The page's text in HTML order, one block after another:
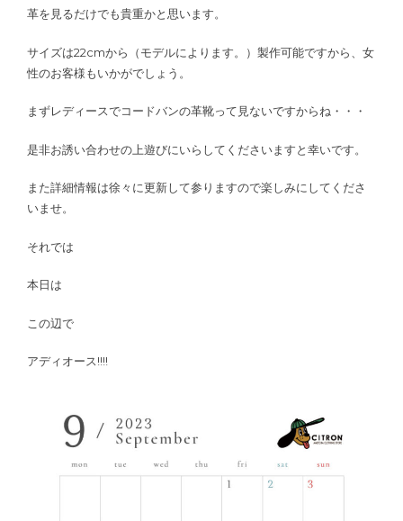
革を見るだけでも貴重かと思います。
サイズは22cmから（モデルによります。）製作可能ですから、女
性のお客様もいかがでしょう。
まずレディースでコードバンの革靴って見ないですからね・・・
是非お誘い合わせの上遊びにいらしてくださいますと幸いです。
また詳細情報は徐々に更新して参りますので楽しみにしてくださ
いませ。
それでは
本日は
この辺で
アディオース!!!!